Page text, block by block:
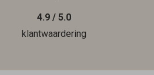
4.9 / 5.0
klantwaardering